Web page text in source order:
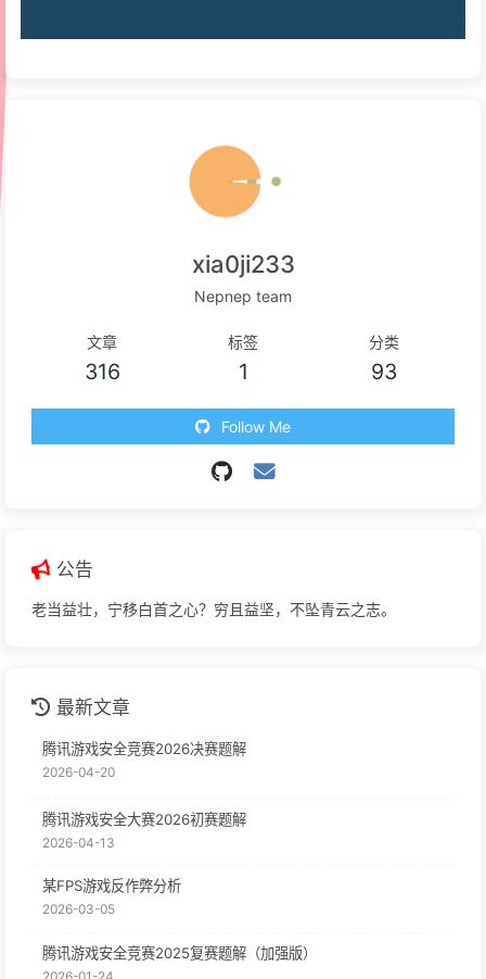
xia0ji233
Nepnep team
文章
316
标签
1
分类
93
Follow Me
公告
老当益壮，宁移白首之心？穷且益坚，不坠青云之志。
最新文章
腾讯游戏安全竞赛2026决赛题解
2026-04-20
腾讯游戏安全大赛2026初赛题解
2026-04-13
某FPS游戏反作弊分析
2026-03-05
腾讯游戏安全竞赛2025复赛题解（加强版）